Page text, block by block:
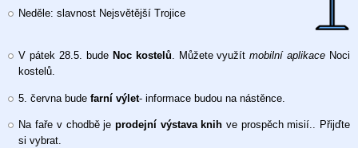
Neděle: slavnost Nejsvětější Trojice
V pátek 28.5. bude Noc kostelů. Můžete využítmobilní aplikace Noci
kostelů.
5. června budefarní výlet- informace budou na nástěnce.
Na faře v chodbě je prodejní výstava knih ve prospěch misií.. Přijďte
si vybrat.